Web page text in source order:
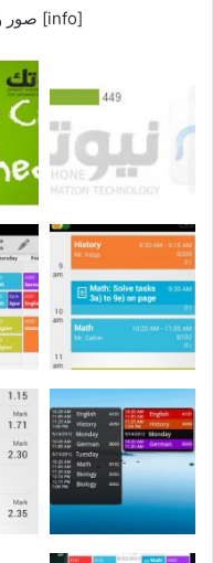
[info] صور وتقييم التطبيق [/info]